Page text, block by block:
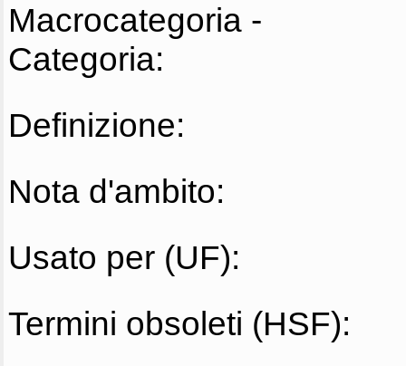
Macrocategoria -
Categoria:
Definizione:
Nota d'ambito:
Usato per (UF):
Termini obsoleti (HSF):